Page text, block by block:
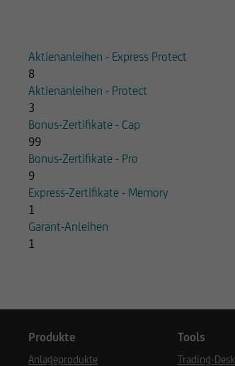
Aktienanleihen - Express Protect
8
Aktienanleihen - Protect
3
Bonus-Zertifikate - Cap
99
Bonus-Zertifikate - Pro
9
Express-Zertifikate - Memory
1
Garant-Anleihen
1
Produkte
Anlageprodukte
Tools
Trading-Desk